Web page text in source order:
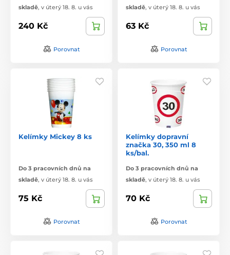
skladě, v úterý 18. 8. u vás
240 Kč
Porovnat
skladě, v úterý 18. 8. u vás
63 Kč
Porovnat
Kelímky Mickey 8 ks
Do 3 pracovních dnů na
skladě, v úterý 18. 8. u vás
75 Kč
Porovnat
Kelímky dopravní
značka 30, 350 ml 8
ks/bal.
Do 3 pracovních dnů na
skladě, v úterý 18. 8. u vás
70 Kč
Porovnat